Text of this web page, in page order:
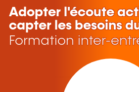
Adopter l'écoute
capter les besoins
Formation inter-